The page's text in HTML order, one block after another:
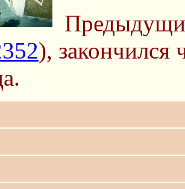
), закончился